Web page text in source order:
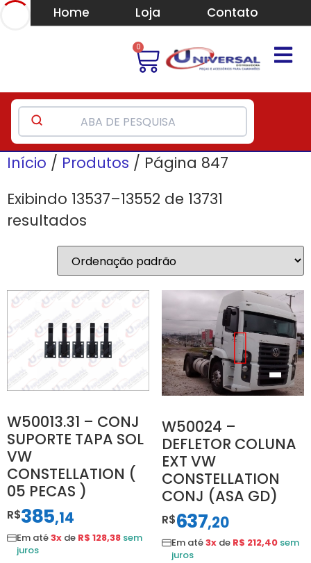
Home Loja Contato
0
Início / Produtos / Página 847
Exibindo 13537–13552 de 13731
resultados
W50013.31 – CONJ
SUPORTE TAPA SOL
VW
CONSTELLATION (
05 PECAS )
R$385,14
Em até3x de R$ 128,38 sem
juros
W50024 –
DEFLETOR COLUNA
EXT VW
CONSTELLATION
CONJ (ASA GD)
R$637,20
Em até3xde R$ 212,40 sem
juros